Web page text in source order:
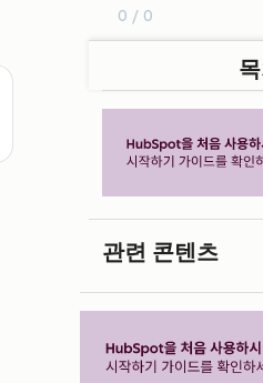
0 / 0
관련 콘텐츠